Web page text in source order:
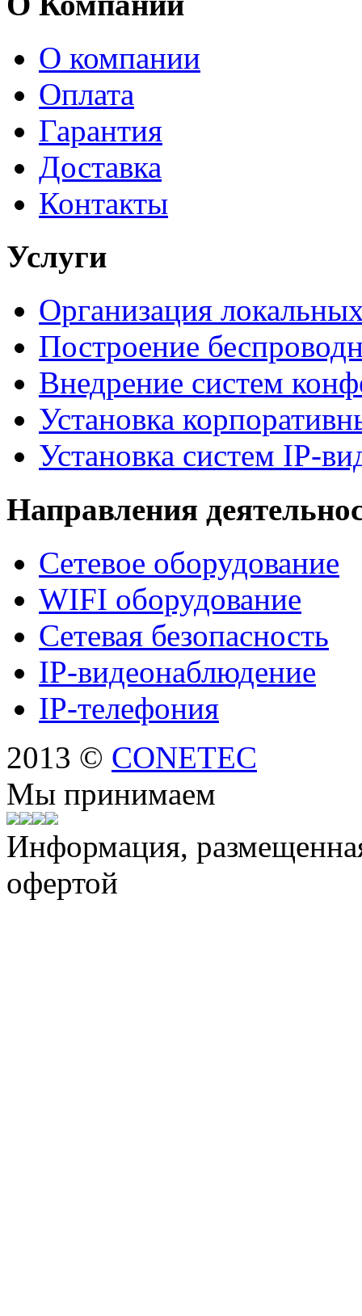
О компании
Оплата
Гарантия
Доставка
Контакты
Услуги
Организация
Построение
Внедрение систем
Установка
Установка систем IP-
Направления
Сетевое оборудование
WIFI оборудование
Сетевая безопасность
IP-видеонаблюдение
IP-телефония
2013 © CONETEC
Мы принимаем
Информация,
офертой